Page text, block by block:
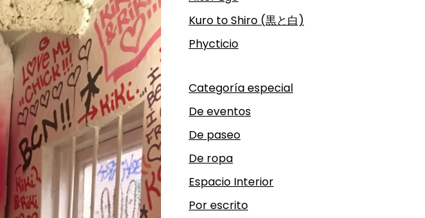
Kuro to Shiro (黒と白)
Phycticio
Categoría especial
De eventos
De paseo
De ropa
Espacio Interior
Por escrito